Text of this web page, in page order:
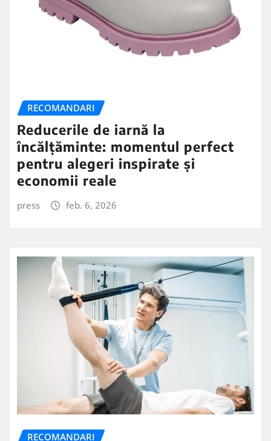
RECOMANDARI
Reducerile de iarnă la
încălțăminte: momentul perfect
pentru alegeri inspirate și
economii reale
press feb. 6, 2026
RECOMANDARI